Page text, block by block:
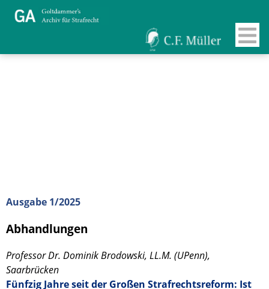
Ausgabe 1/2025
Abhandlungen
Professor Dr. Dominik Brodowski, LL.M. (UPenn),
Saarbrücken
Fünfzig Jahre seit der Großen Strafrechtsreform: Ist